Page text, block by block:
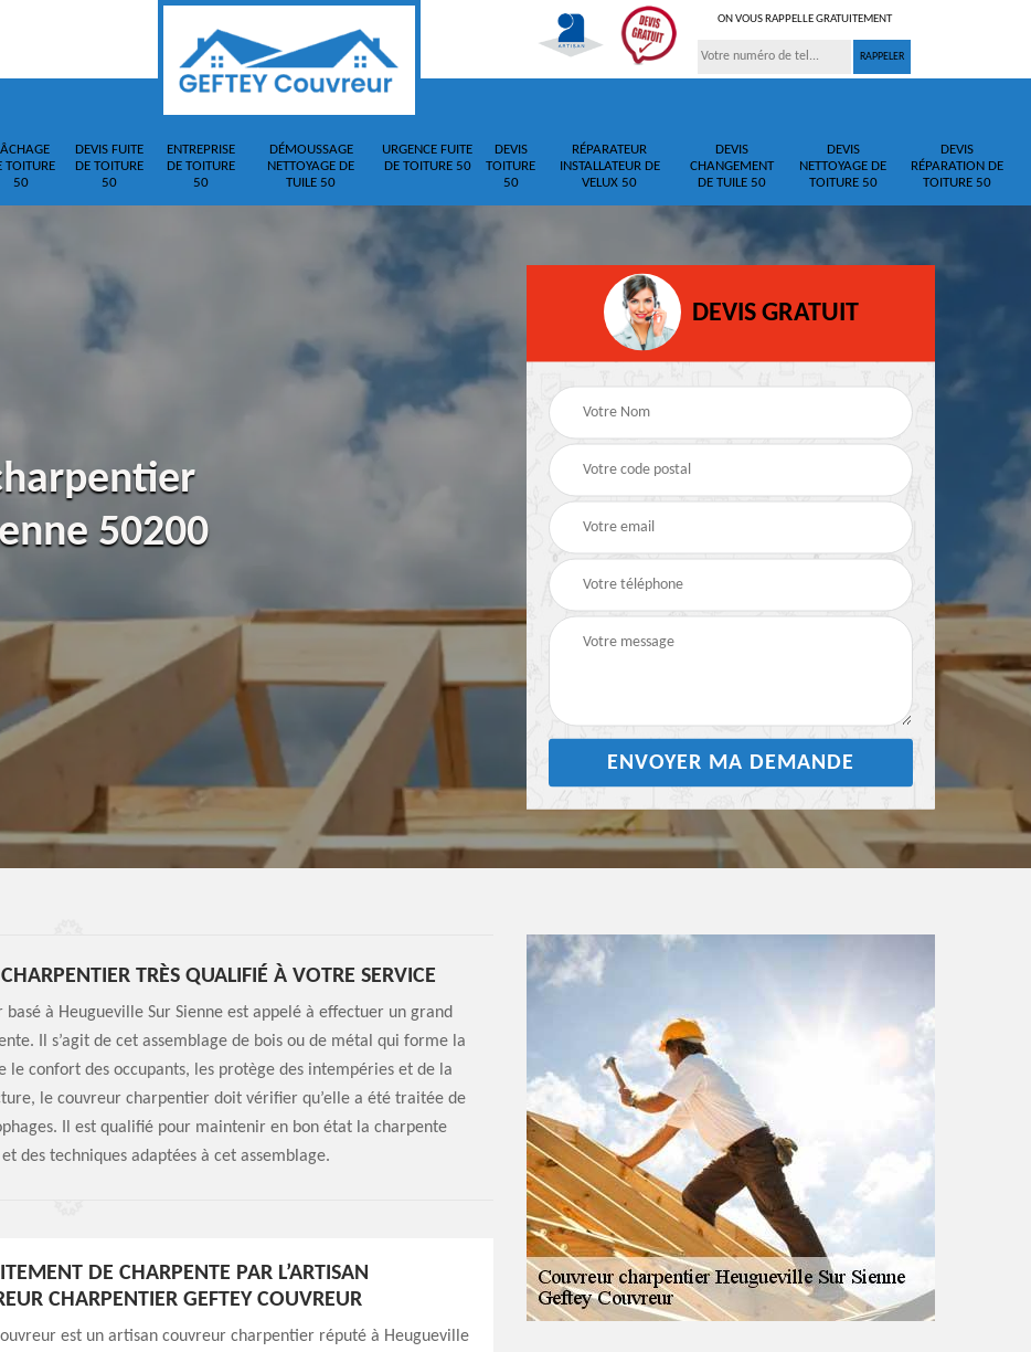
ON VOUS RAPPELLE GRATUITEMENT
TOITURE
50
DEVIS FUITE
DE TOITURE
50
ENTREPRISE
DE TOITURE
50
DÉMOUSSAGE
NETTOYAGE DE
TUILE 50
URGENCE FUITE
DE TOITURE 50
DEVIS
TOITURE
50
RÉPARATEUR
INSTALLATEUR DE
VELUX 50
DEVIS
CHANGEMENT
DE TUILE 50
DEVIS
NETTOYAGE DE
TOITURE 50
DEVIS
RÉPARATION DE
TOITURE 50
50200
DEVIS GRATUIT
TRÈS QUALIFIÉ À VOTRE SERVICE
à Heugueville Sur Sienne est appelé à effectuer un grand
Il s’agit de cet assemblage de bois ou de métal qui forme la
le confort des occupants, les protège des intempéries et de la
le couvreur charpentier doit vérifier qu’elle a été traitée de
Il est qualifié pour maintenir en bon état la charpente
des techniques adaptées à cet assemblage.
DE CHARPENTE PAR L’ARTISAN
CHARPENTIER GEFTEY COUVREUR
est un artisan couvreur charpentier réputé à Heugueville